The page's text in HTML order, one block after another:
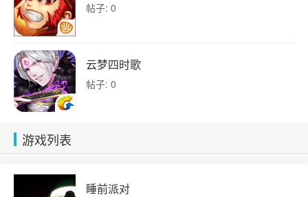
帖子: 0
云梦四时歌
帖子: 0
游戏列表
睡前派对